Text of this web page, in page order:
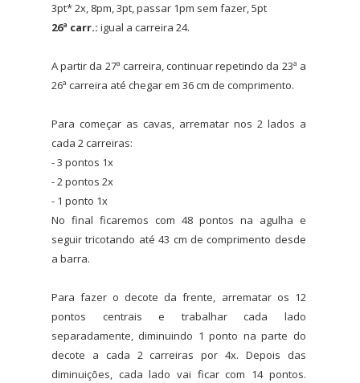
3pt* 2x, 8pm, 3pt, passar 1pm sem fazer, 5pt
26ª carr.: igual a carreira 24.
A partir da 27ª carreira, continuar repetindo da 23ª a
26ª carreira até chegar em 36 cm de comprimento.
Para começar as cavas, arrematar nos 2 lados a
cada 2 carreiras:
- 3 pontos 1x
- 2 pontos 2x
- 1 ponto 1x
No final ficaremos com 48 pontos na agulha e
seguir tricotando até 43 cm de comprimento desde
a barra.
Para fazer o decote da frente, arrematar os 12
pontos centrais e trabalhar cada lado
separadamente, diminuindo 1 ponto na parte do
decote a cada 2 carreiras por 4x. Depois das
diminuições, cada lado vai ficar com 14 pontos.